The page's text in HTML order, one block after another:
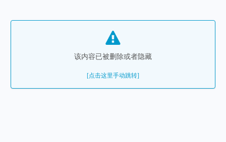
该内容已被删除或者隐藏
[点击这里手动跳转]